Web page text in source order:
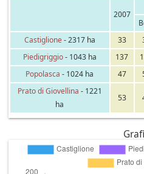
2007
Castiglione- 2317 ha 33
Piedigriggio- 1043 ha 137
Popolasca - 1024 ha 47
Prato di Giovellina - 1221
ha
53